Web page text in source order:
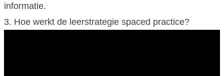
informatie.
3. Hoe werkt de leerstrategie spaced practice?